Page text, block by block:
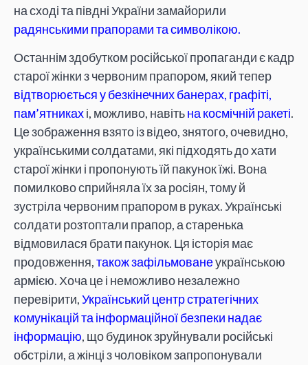
на сході та півдні України замайорили
радянськими прапорами та символікою.
Останнім здобутком російської пропаганди є кадр
старої жінки з червоним прапором, який тепер
відтворюється у безкінечних банерах, графіті,
пам’ятникахі, можливо, навітьна космічній ракеті.
Це зображення взято із відео, знятого, очевидно,
українськими солдатами, які підходять до хати
старої жінки і пропонують їй пакунок їжі. Вона
помилково сприйняла їх за росіян, тому й
зустріла червоним прапором в руках. Українські
солдати розтоптали прапор, а старенька
відмовилася брати пакунок. Ця історія має
продовження,також зафільмованеукраїнською
армією. Хоча це і неможливо незалежно
перевірити, ​​Український центр стратегічних
комунікацій та інформаційної безпеки надає
інформацію, що будинок зруйнували російські
обстріли, а жінці з чоловіком запропонували